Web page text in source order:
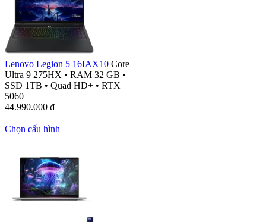
Lenovo Legion 5 16IAX10 Core
Ultra 9 275HX • RAM 32 GB •
SSD 1TB • Quad HD+ • RTX
5060
44.990.000 ₫
Chọn cấu hình